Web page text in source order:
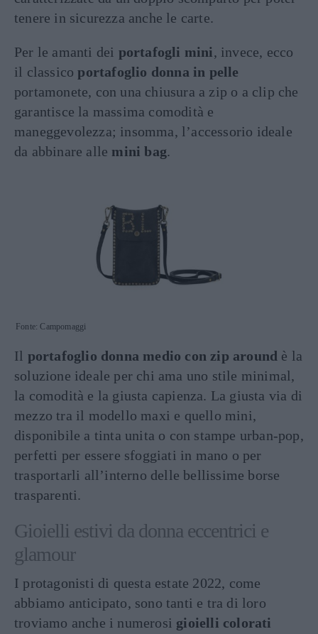
tenere in sicurezza anche le carte.
Per le amanti dei portafogli mini, invece, ecco
il classicoportafoglio donna in pelle
portamonete, con una chiusura a zip o a clip che
garantisce la massima comodità e
maneggevolezza; insomma, l’accessorio ideale
da abbinare alle mini bag.
Fonte: Campomaggi
Il portafoglio donna medio con zip around è la
soluzione ideale per chi ama uno stile minimal,
la comodità e la giusta capienza. La giusta via di
mezzo tra il modello maxi e quello mini,
disponibile a tinta unita o con stampe urban-pop,
perfetti per essere sfoggiati in mano o per
trasportarli all’interno delle bellissime borse
trasparenti.
Gioielli estivi da donna eccentrici e
glamour
I protagonisti di questa estate 2022, come
abbiamo anticipato, sono tanti e tra di loro
troviamo anche i numerosi gioielli colorati